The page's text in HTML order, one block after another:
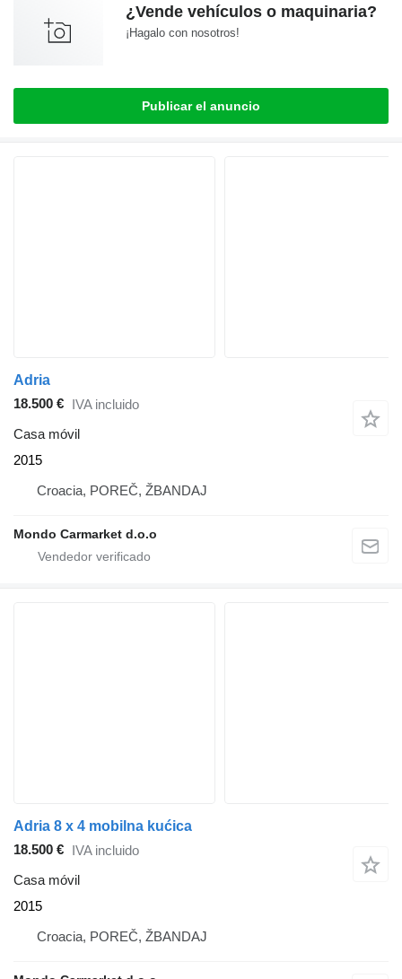
¿Vende vehículos o maquinaria?
¡Hagalo con nosotros!
Publicar el anuncio
Adria
18.500 € IVA incluido
Casa móvil
2015
Croacia, POREČ, ŽBANDAJ
Mondo Carmarket d.o.o
Adria 8 x 4 mobilna kućica
18.500 € IVA incluido
Casa móvil
2015
Croacia, POREČ, ŽBANDAJ